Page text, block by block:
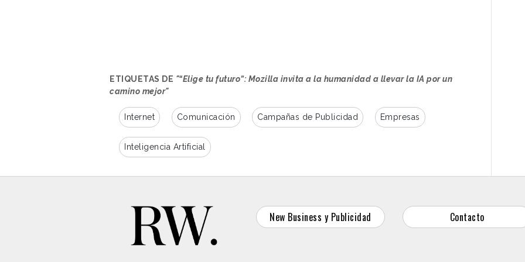
ETIQUETAS DE "“Elige tu futuro”: Mozilla invita a la humanidad a llevar la IA por un
camino mejor"
Internet Comunicación Campañas de Publicidad Empresas
Inteligencia Artificial
New Business y Publicidad Contacto